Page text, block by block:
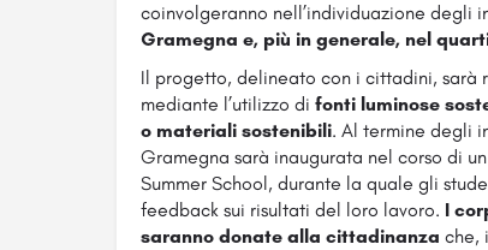
coinvolgeranno nell’individuazione degli
Gramegna e, più in generale, nel
Il progetto, delineato con i cittadini, sarà
mediante l’utilizzo di fonti luminose
o materiali sostenibili. Al termine degli
Gramegna sarà inaugurata nel corso di
Summer School, durante la quale gli
feedback sui risultati del loro lavoro. I
saranno donate alla cittadinanza che,